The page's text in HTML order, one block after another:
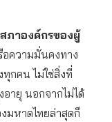
ภาองค์กรของผู้
ความมั่นคงทาง
กคน ไม่ใช่สิ่งที่
ายุ นอกจากไม่ได้
มหาดไทยล่าสุดก็